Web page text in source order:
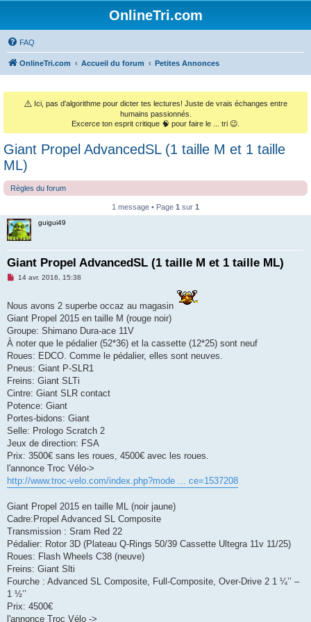
OnlineTri.com
FAQ
OnlineTri.com Accueil du forum Petites Annonces
⚠️ Ici, pas d'algorithme pour dicter tes lectures! Juste de vrais échanges entre
humains passionnés.
Excerce ton esprit critique 🧠 pour faire le ... tri 😉.
Giant Propel AdvancedSL (1 taille M et 1 taille
ML)
Règles du forum
1 message • Page 1 sur 1
guigui49
Giant Propel AdvancedSL (1 taille M et 1 taille ML)
M
a
g
n
o
l
u
14 avr. 2016, 15:38
Nous avons 2 superbe occaz au magasin
Giant Propel 2015 en taille M (rouge noir)
Groupe: Shimano Dura-ace 11V
À noter que le pédalier (52*36) et la cassette (12*25) sont neuf
Roues: EDCO. Comme le pédalier, elles sont neuves.
Pneus: Giant P-SLR1
Freins: Giant SLTi
Cintre: Giant SLR contact
Potence: Giant
Portes-bidons: Giant
Selle: Prologo Scratch 2
Jeux de direction: FSA
Prix: 3500€ sans les roues, 4500€ avec les roues.
l'annonce Troc Vélo->
http://www.troc-velo.com/index.php?mode ... ce=1537208
Giant Propel 2015 en taille ML (noir jaune)
Cadre:Propel Advanced SL Composite
Transmission : Sram Red 22
Pédalier: Rotor 3D (Plateau Q-Rings 50/39 Cassette Ultegra 11v 11/25)
Roues: Flash Wheels C38 (neuve)
Freins: Giant Slti
Fourche : Advanced SL Composite, Full-Composite, Over-Drive 2 1 ¼’’ –
1 ½’’
Prix: 4500€
l'annonce Troc Vélo ->